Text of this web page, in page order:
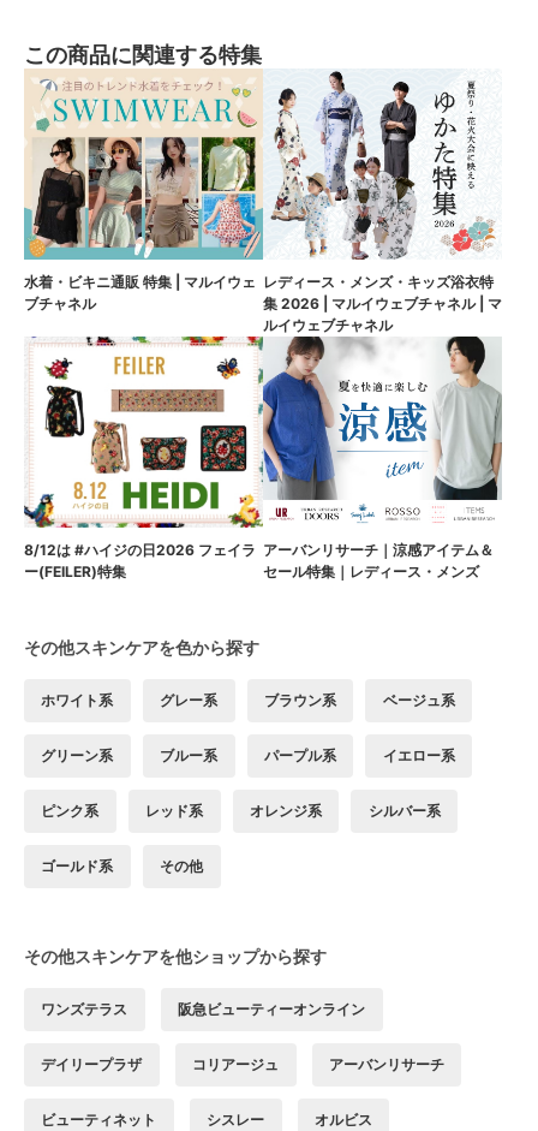
この商品に関連する特集
水着・ビキニ通販 特集 | マルイウェ
ブチャネル
レディース・メンズ・キッズ浴衣特
集 2026 | マルイウェブチャネル | マ
ルイウェブチャネル
8/12は #ハイジの日2026 フェイラ
ー(FEILER)特集
アーバンリサーチ｜涼感アイテム＆
セール特集｜レディース・メンズ
その他スキンケアを色から探す
ホワイト系 グレー系 ブラウン系 ベージュ系
グリーン系 ブルー系 パープル系 イエロー系
ピンク系 レッド系 オレンジ系 シルバー系
ゴールド系 その他
その他スキンケアを他ショップから探す
ワンズテラス 阪急ビューティーオンライン
デイリープラザ コリアージュ アーバンリサーチ
ビューティネット シスレー オルビス